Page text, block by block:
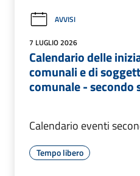
AVVISI
7 LUGLIO 2026
Calendario delle
comunali e di
comunale - secondo
Calendario eventi
Tempo libero